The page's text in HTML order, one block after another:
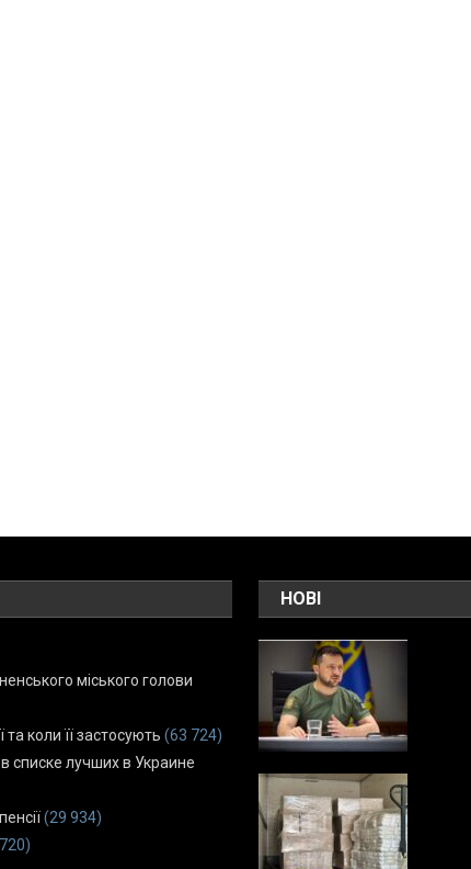
міського голови
коли її застосують (63 724)
списке лучших в Украине
(29 934)
НОВІ